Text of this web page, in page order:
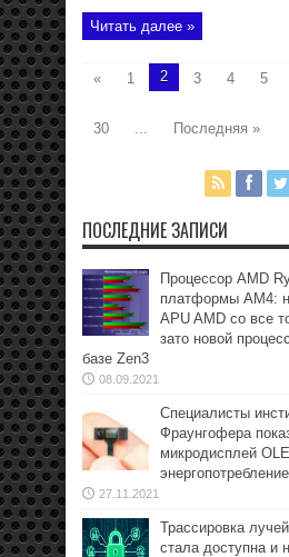
Читать далее »
« 1 2 3 4 5
30
... Последняя »
ПОСЛЕДНИЕ ЗАПИСИ
Процессор AMD
платформы АМ4:
APU AMD со все
зато новой
базе Zen3
08.09.2021
Специалисты
Фраунгофера
микродисплей
27.11.2021
Трассировка
стала доступна и